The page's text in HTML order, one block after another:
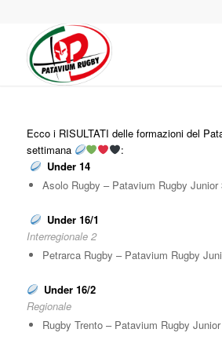
Ecco i RISULTATI delle formazioni del
settimana
:
Under 14
Asolo Rugby – Patavium Rugby Junior
Under 16/1
Interregionale 2
Petrarca Rugby – Patavium Rugby
Under 16/2
Regionale
Rugby Trento – Patavium Rugby